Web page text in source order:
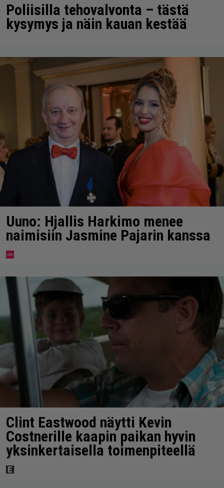
Poliisilla tehovalvonta – tästä
kysymys ja näin kauan kestää
Uuno: Hjallis Harkimo menee
naimisiin Jasmine Pajarin kanssa
Clint Eastwood näytti Kevin
Costnerille kaapin paikan hyvin
yksinkertaisella toimenpiteellä